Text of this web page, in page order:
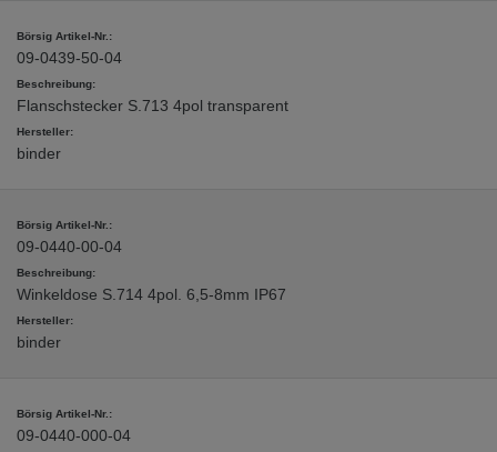
09-0439-50-04
Flanschstecker S.713 4pol transparent
binder
09-0440-00-04
Winkeldose S.714 4pol. 6,5-8mm IP67
binder
09-0440-000-04